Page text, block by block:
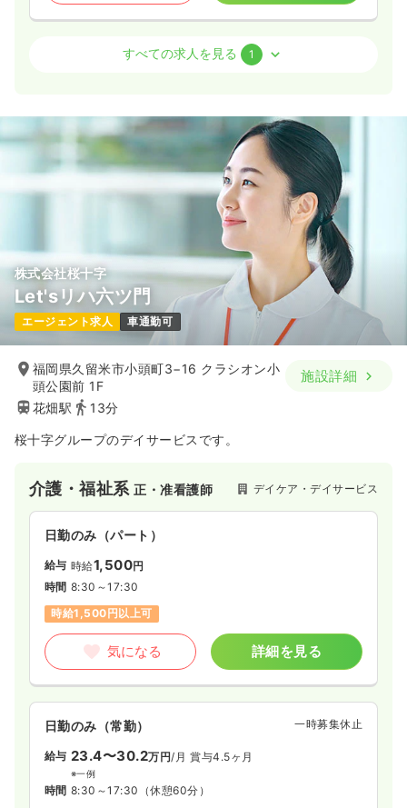
万円〜/月 賞与2回
※一例
時間
8:30～17:30
月給24万円以上可
詳細を見る
すべての求人を見る 1
株式会社桜十字
Let'sリハ六ツ門
エージェント求人 車通勤可
福岡県久留米市小頭町3−16 クラシオン小
頭公園前 1F
花畑駅
13分
施設詳細
桜十字グループのデイサービスです。
介護・福祉系正・准看護師 デイケア・デイサービス
日勤のみ（パート）
給与 時給1,500円
時間 8:30～17:30
時給1,500円以上可
気になる 詳細を見る
日勤のみ（常勤） 一時募集休止
給与 23.4〜30.2万円/月 賞与4.5ヶ月
※一例
時間 8:30～17:30 （休憩60分）